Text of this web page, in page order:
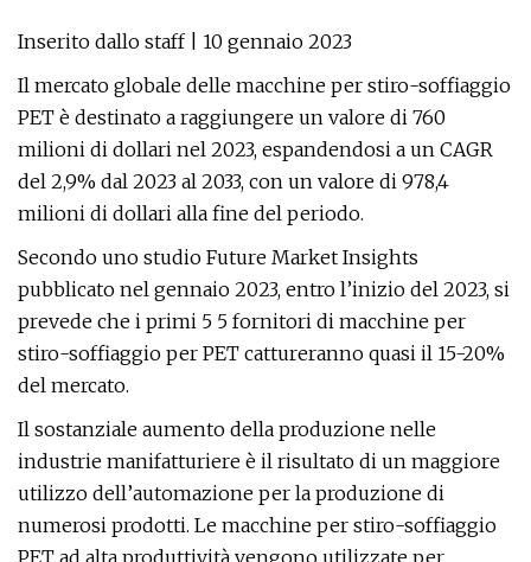
Inserito dallo staff | 10 gennaio 2023
Il mercato globale delle macchine per stiro-soffiaggio
PET è destinato a raggiungere un valore di 760
milioni di dollari nel 2023, espandendosi a un CAGR
del 2,9% dal 2023 al 2033, con un valore di 978,4
milioni di dollari alla fine del periodo.
Secondo uno studio Future Market Insights
pubblicato nel gennaio 2023, entro l’inizio del 2023, si
prevede che i primi 5 5 fornitori di macchine per
stiro-soffiaggio per PET cattureranno quasi il 15-20%
del mercato.
Il sostanziale aumento della produzione nelle
industrie manifatturiere è il risultato di un maggiore
utilizzo dell’automazione per la produzione di
numerosi prodotti. Le macchine per stiro-soffiaggio
PET ad alta produttività vengono utilizzate per